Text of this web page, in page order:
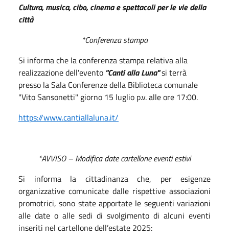
Cultura, musica, cibo, cinema e spettacoli per le vie della
città
*Conferenza stampa
Si informa che la conferenza stampa relativa alla
realizzazione dell'evento "Canti alla Luna"si terrà
presso la Sala Conferenze della Biblioteca comunale
"Vito Sansonetti" giorno 15 luglio p.v. alle ore 17:00.
https://www.cantiallaluna.it/
*AVVISO – Modifica date cartellone eventi estivi
Si informa la cittadinanza che, per esigenze
organizzative comunicate dalle rispettive associazioni
promotrici, sono state apportate le seguenti variazioni
alle date o alle sedi di svolgimento di alcuni eventi
inseriti nel cartellone dell’estate 2025: